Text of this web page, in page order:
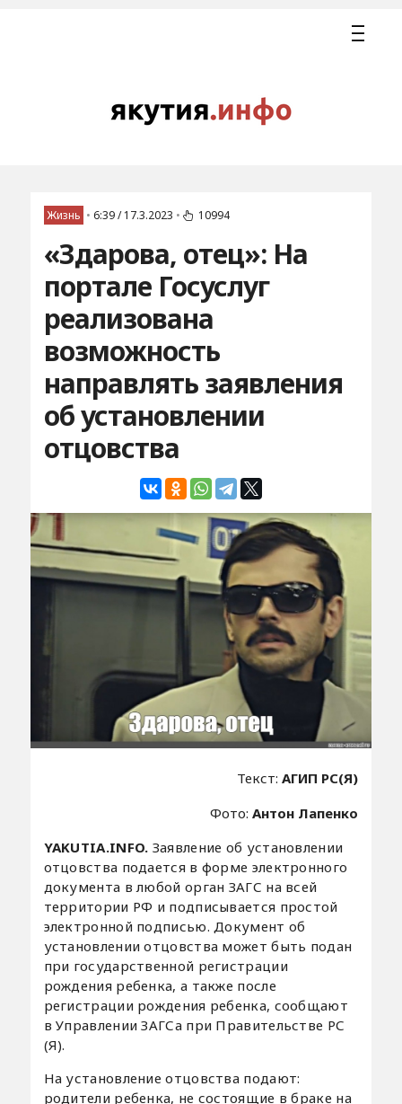
Жизнь • 6:39 / 17.3.2023 • 10994
«Здарова, отец»: На
портале Госуслуг
реализована
возможность
направлять заявления
об установлении
отцовства
Текст:АГИП РС(Я)
Фото:Антон Лапенко
YAKUTIA.INFO. Заявление об установлении
отцовства подается в форме электронного
документа в любой орган ЗАГС на всей
территории РФ и подписывается простой
электронной подписью. Документ об
установлении отцовства может быть подан
при государственной регистрации
рождения ребенка, а также после
регистрации рождения ребенка, сообщают
в Управлении ЗАГСа при Правительстве РС
(Я).
На установление отцовства подают:
родители ребенка, не состоящие в браке на